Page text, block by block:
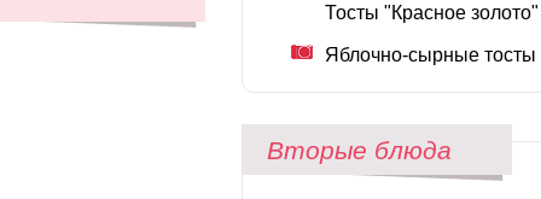
Тосты "Красное золото"
Яблочно-сырные тосты
Вторые блюда